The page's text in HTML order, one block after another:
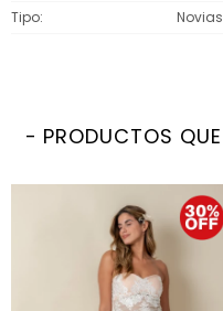
Tipo
Novias
PRODUCTOS